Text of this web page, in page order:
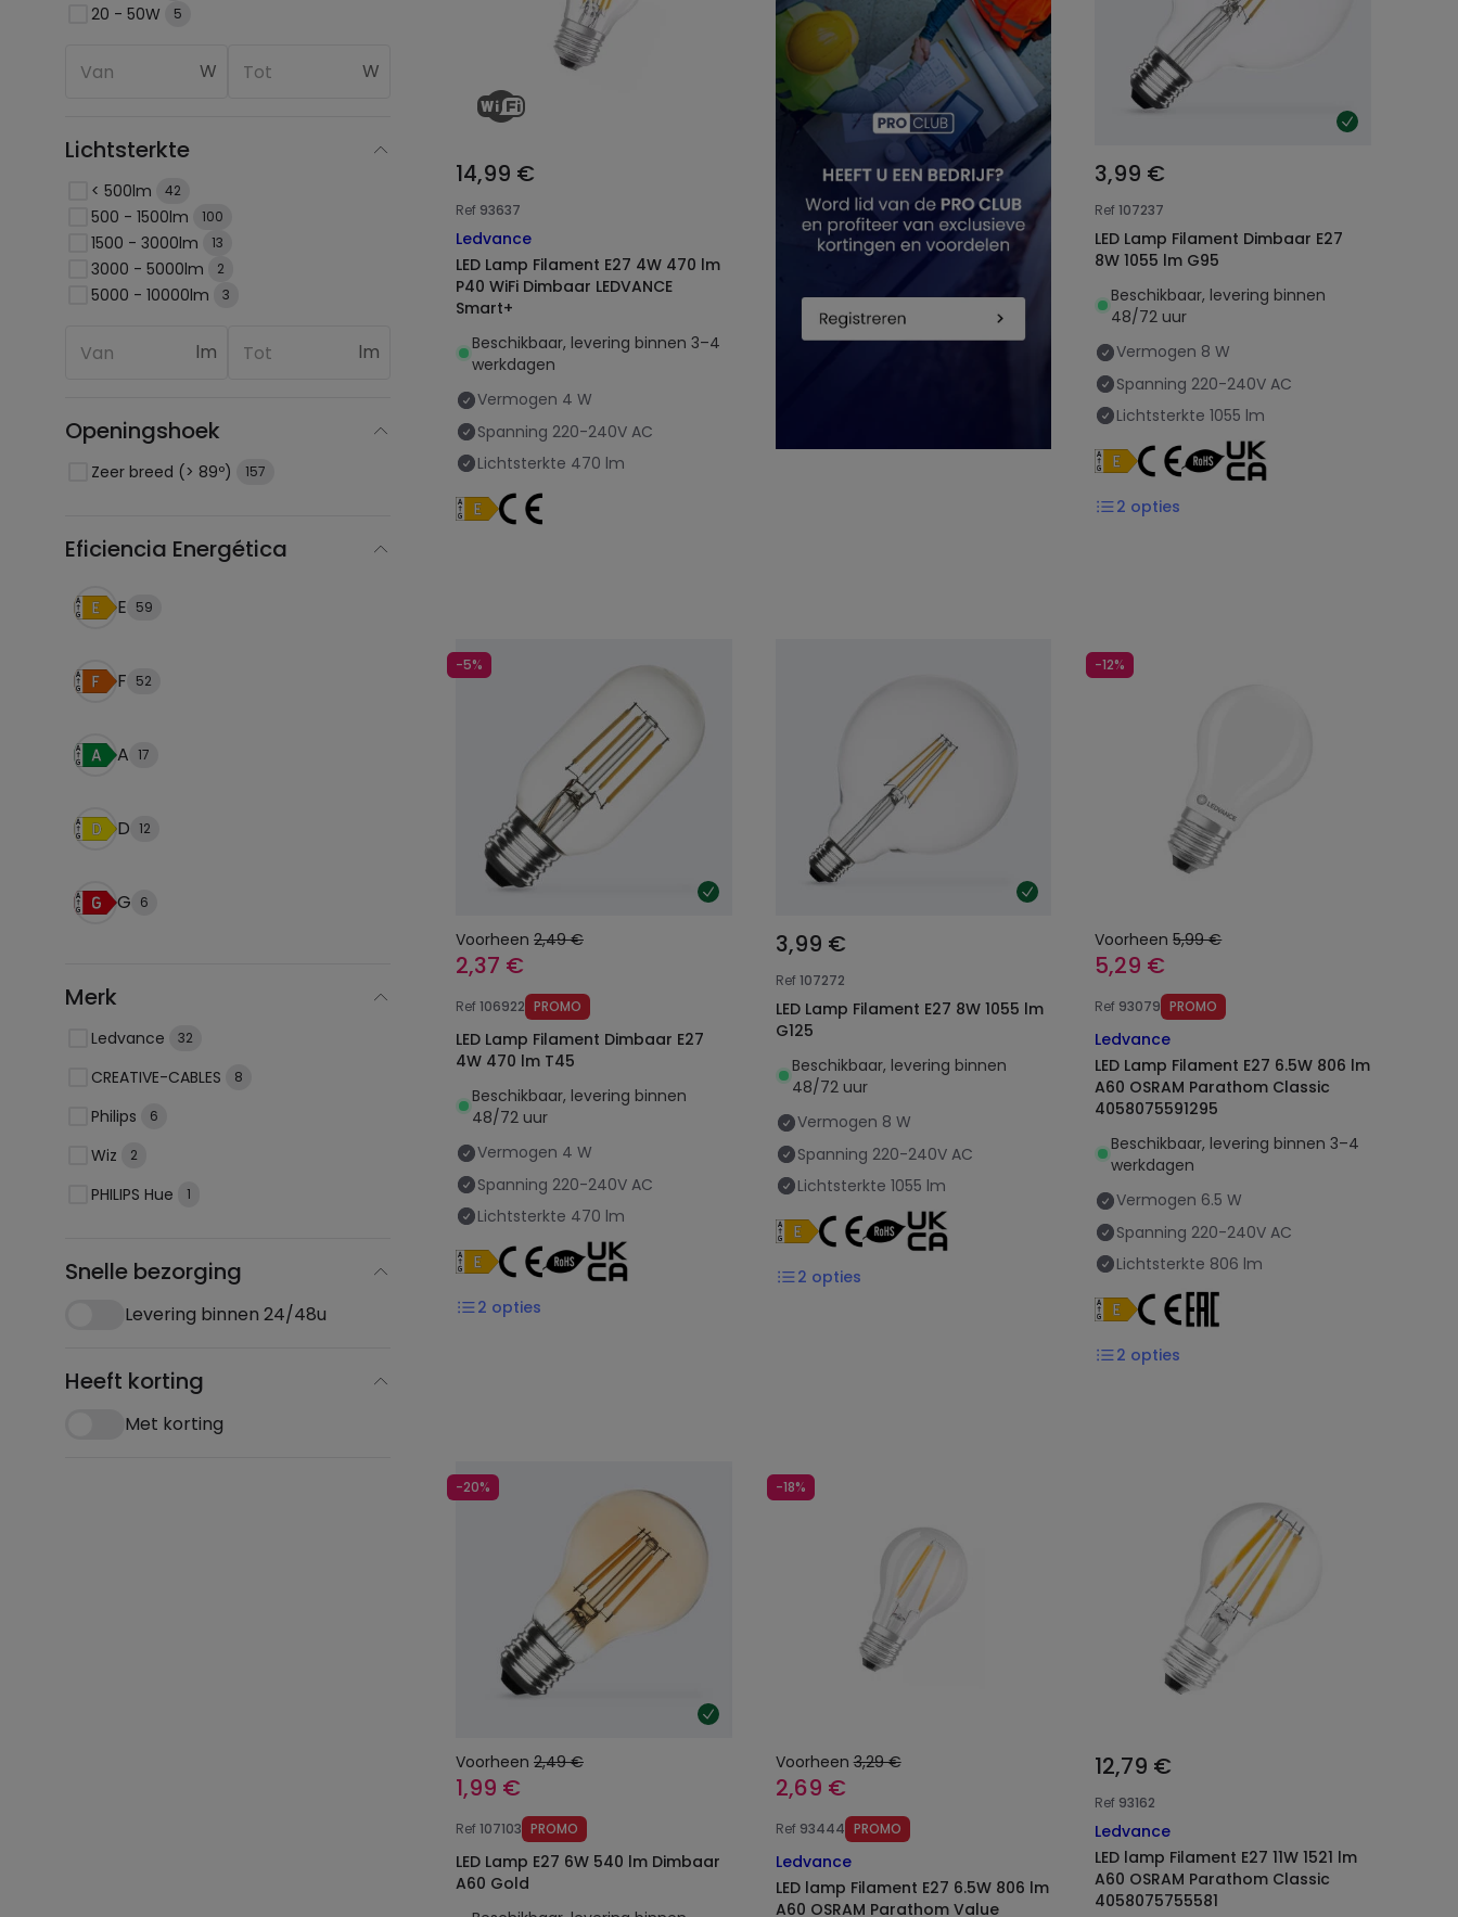
20 - 50W 5
W W
Lichtsterkte
< 500lm 42
500 - 1500lm 100
1500 - 3000lm 13
3000 - 5000lm 2
5000 - 10000lm 3
lm lm
Openingshoek
Zeer breed (> 89º) 157
Eficiencia Energética
E 59
F 52
A 17
D 12
G 6
Merk
Ledvance 32
CREATIVE-CABLES 8
Philips 6
Wiz 2
PHILIPS Hue 1
Snelle bezorging
Levering binnen 24/48u
Heeft korting
Met korting
14,99 €
Ref 93637
Ledvance
LED Lamp Filament E27 4W 470 lm
P40 WiFi Dimbaar LEDVANCE
Smart+
Beschikbaar, levering binnen 3–4
werkdagen
Vermogen 4 W
Spanning 220-240V AC
Lichtsterkte 470 lm
3,99 €
Ref107237
LED Lamp Filament Dimbaar E27
8W 1055 lm G95
Beschikbaar, levering binnen
48/72 uur
Vermogen 8 W
Spanning 220-240V AC
Lichtsterkte 1055 lm
2 opties
-5%
Voorheen 2,49 €
2,37 €
Ref106922 PROMO
LED Lamp Filament Dimbaar E27
4W 470 lm T45
Beschikbaar, levering binnen
48/72 uur
Vermogen 4 W
Spanning 220-240V AC
Lichtsterkte 470 lm
2 opties
3,99 €
Ref107272
LED Lamp Filament E27 8W 1055 lm
G125
Beschikbaar, levering binnen
48/72 uur
Vermogen 8 W
Spanning 220-240V AC
Lichtsterkte 1055 lm
2 opties
-12%
Voorheen 5,99 €
5,29 €
Ref 93079 PROMO
Ledvance
LED Lamp Filament E27 6.5W 806 lm
A60 OSRAM Parathom Classic
4058075591295
Beschikbaar, levering binnen 3–4
werkdagen
Vermogen 6.5 W
Spanning 220-240V AC
Lichtsterkte 806 lm
2 opties
-20%
Voorheen 2,49 €
1,99 €
Ref107103 PROMO
LED Lamp E27 6W 540 lm Dimbaar
A60 Gold
-18%
Voorheen 3,29 €
2,69 €
Ref 93444 PROMO
Ledvance
LED lamp Filament E27 6.5W 806 lm
A60 OSRAM Parathom Value
12,79 €
Ref 93162
Ledvance
LED lamp Filament E27 11W 1521 lm
A60 OSRAM Parathom Classic
4058075755581